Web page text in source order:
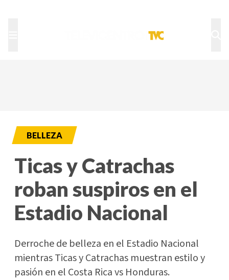
BELLEZA
Ticas y Catrachas
roban suspiros en el
Estadio Nacional
Derroche de belleza en el Estadio Nacional
mientras Ticas y Catrachas muestran estilo y
pasión en el Costa Rica vs Honduras.